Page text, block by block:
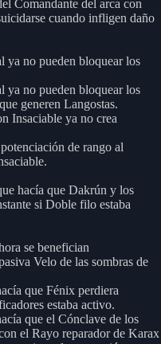
Comandante del arca con
cuando infligen daño
ya no pueden bloquear los
ya no pueden bloquear los
generen Langostas.
Insaciable ya no crea
de rango al
hacía que Dakrún y los
si Doble filo estaba
se benefician
Velo de las sombras de
que Fénix perdiera
estaba activo.
que el Cónclave de los
el Rayo reparador de Karax